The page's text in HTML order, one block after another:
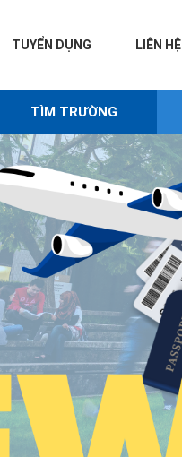
TUYỂN DỤNG LIÊN HỆ
TÌM TRƯỜNG